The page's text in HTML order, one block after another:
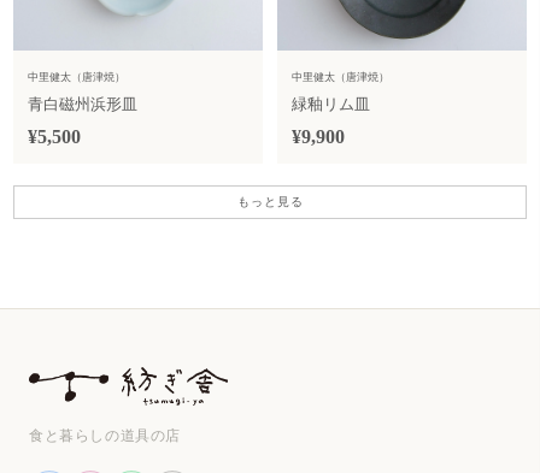
中里健太（唐津焼）
青白磁州浜形皿
¥5,500
中里健太（唐津焼）
緑釉リム皿
¥9,900
もっと見る
食と暮らしの道具の店